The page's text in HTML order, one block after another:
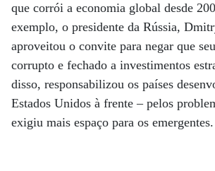
que corrói a economia global desde
exemplo, o presidente da Rússia,
aproveitou o convite para negar que
corrupto e fechado a investimentos
disso, responsabilizou os países
Estados Unidos à frente – pelos
exigiu mais espaço para os emergentes.